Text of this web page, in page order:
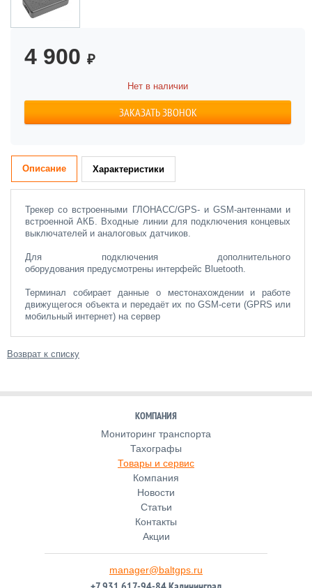
4 900 ₽
Нет в наличии
ЗАКАЗАТЬ ЗВОНОК
Описание Характеристики
Трекер со встроенными ГЛОНАСС/GPS- и GSM-антеннами и
встроенной АКБ. Входные линии для подключения концевых
выключателей и аналоговых датчиков.
Для подключения дополнительного
оборудования предусмотрены интерфейс Bluetooth.
Терминал собирает данные о местонахождении и работе
движущегося объекта и передаёт их по GSM-сети (GPRS или
мобильный интернет) на сервер
Возврат к списку
КОМПАНИЯ
Мониторинг транспорта
Тахографы
Товары и сервис
Компания
Новости
Статьи
Контакты
Акции
manager@baltgps.ru